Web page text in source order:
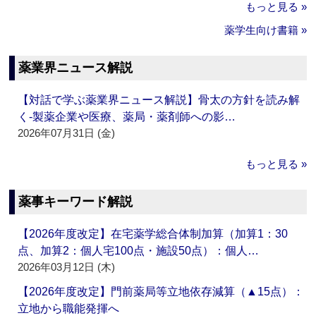
もっと見る »
薬学生向け書籍 »
薬業界ニュース解説
【対話で学ぶ薬業界ニュース解説】骨太の方針を読み解
く‐製薬企業や医療、薬局・薬剤師への影…
2026年07月31日 (金)
もっと見る »
薬事キーワード解説
【2026年度改定】在宅薬学総合体制加算（加算1：30
点、加算2：個人宅100点・施設50点）：個人…
2026年03月12日 (木)
【2026年度改定】門前薬局等立地依存減算（▲15点）：
立地から職能発揮へ